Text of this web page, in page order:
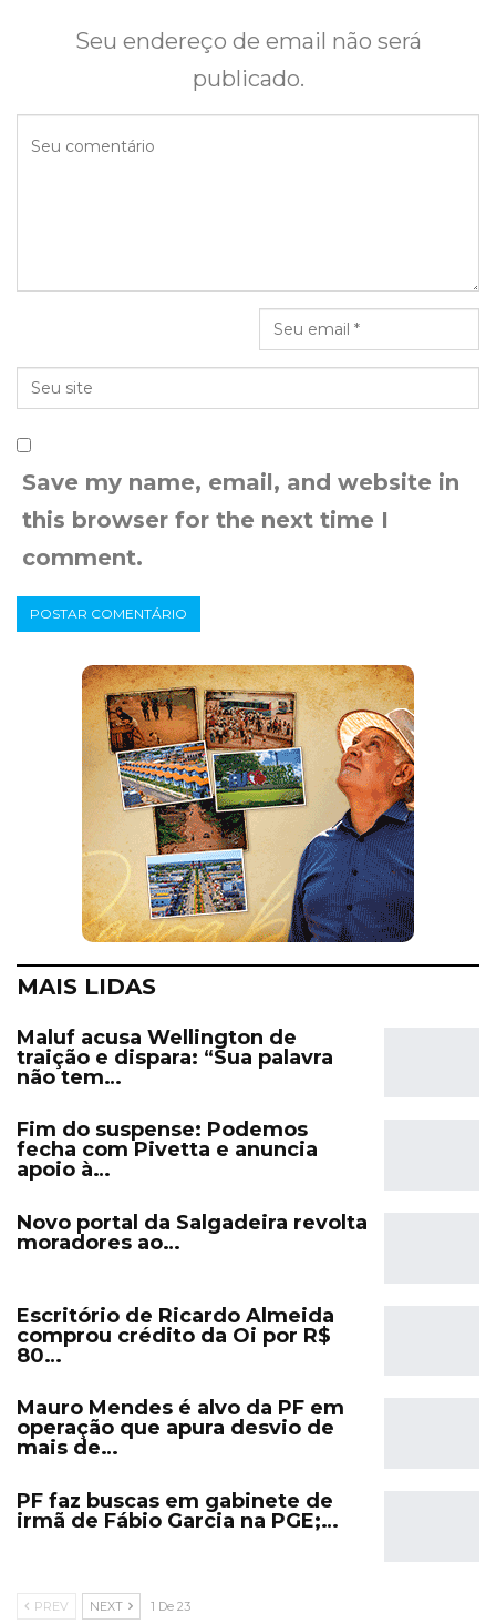
Seu endereço de email não será
publicado.
Save my name, email, and website in
this browser for the next time I
comment.
MAIS LIDAS
Maluf acusa Wellington de
traição e dispara: “Sua palavra
não tem…
Fim do suspense: Podemos
fecha com Pivetta e anuncia
apoio à…
Novo portal da Salgadeira revolta
moradores ao…
Escritório de Ricardo Almeida
comprou crédito da Oi por R$
80…
Mauro Mendes é alvo da PF em
operação que apura desvio de
mais de…
PF faz buscas em gabinete de
irmã de Fábio Garcia na PGE;…
PREV NEXT 1 De 23